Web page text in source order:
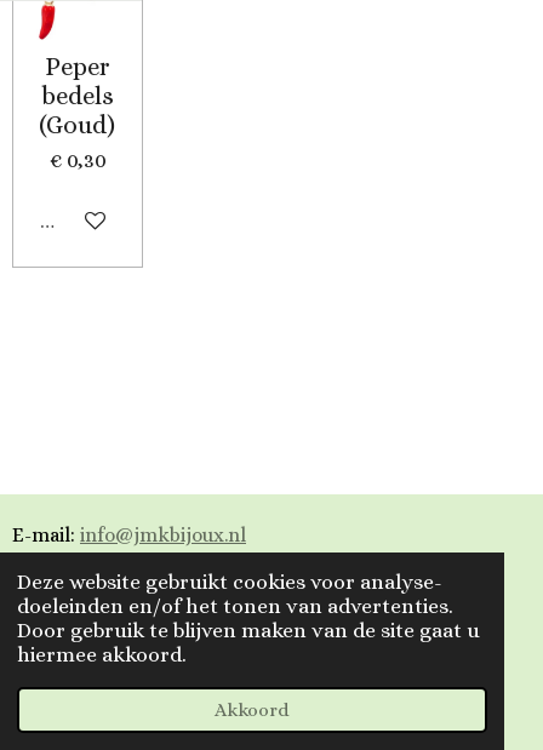
Deze website gebruikt cookies voor analyse-
doeleinden en/of het tonen van advertenties.
Door gebruik te blijven maken van de site gaat u
hiermee akkoord.
Akkoord
Peper
bedels
(Goud)
€ 0,30
Uitverkocht
E-mail: info@jmkbijoux.nl
Tiktok: jmkbijoux
Instagram: jmkbijoux.nl
Facebook: Jmkbijoux.nl & Jmk Bijoux
© 2023 - 2026 Jmkbijoux